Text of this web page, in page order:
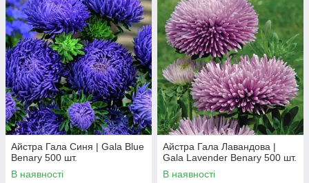
Айстра Гала Синя | Gala Blue
Benary 500 шт.
В наявності
Айстра Гала Лавандова |
Gala Lavender Benary 500 шт.
В наявності